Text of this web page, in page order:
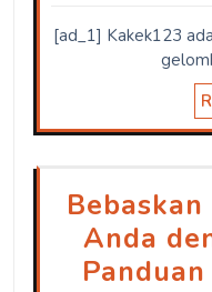
[ad_1] Kakek123
Anda